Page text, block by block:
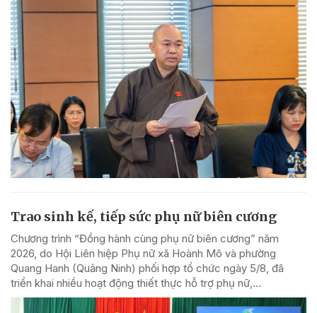
Trao sinh kế, tiếp sức phụ nữ biên cương
Chương trình “Đồng hành cùng phụ nữ biên cương” năm
2026, do Hội Liên hiệp Phụ nữ xã Hoành Mô và phường
Quang Hanh (Quảng Ninh) phối hợp tổ chức ngày 5/8, đã
triển khai nhiều hoạt động thiết thực hỗ trợ phụ nữ,...